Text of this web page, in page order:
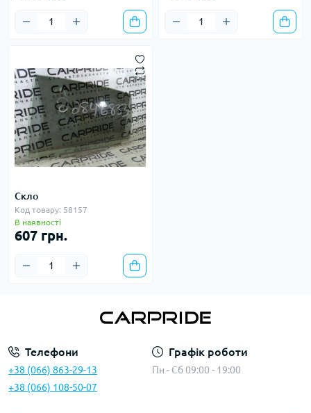
Скло
Код товару: 58157
В наявності
607 грн.
Телефони
+38 (066) 863-29-13
+38 (066) 108-50-07
Графік роботи
Пн - Сб 09:00 - 19:00